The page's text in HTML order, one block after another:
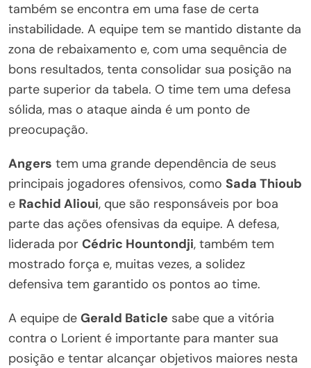
também se encontra em uma fase de certa
instabilidade. A equipe tem se mantido distante da
zona de rebaixamento e, com uma sequência de
bons resultados, tenta consolidar sua posição na
parte superior da tabela. O time tem uma defesa
sólida, mas o ataque ainda é um ponto de
preocupação.
Angers tem uma grande dependência de seus
principais jogadores ofensivos, como Sada Thioub
e Rachid Alioui, que são responsáveis por boa
parte das ações ofensivas da equipe. A defesa,
liderada por Cédric Hountondji, também tem
mostrado força e, muitas vezes, a solidez
defensiva tem garantido os pontos ao time.
A equipe de Gerald Baticle sabe que a vitória
contra o Lorient é importante para manter sua
posição e tentar alcançar objetivos maiores nesta